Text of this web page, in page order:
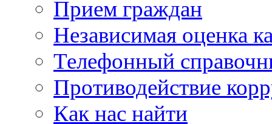
Прием граждан
Независимая оценка
Телефонный
Противодействие
Как нас найти